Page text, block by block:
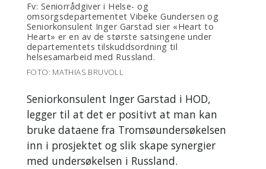
Fv: Seniorrådgiver i Helse- og
omsorgsdepartementet Vibeke Gundersen og
Seniorkonsulent Inger Garstad sier «Heart to
Heart» er en av de største satsingene under
departementets tilskuddsordning til
helsesamarbeid med Russland.
FOTO: MATHIAS BRUVOLL
Seniorkonsulent Inger Garstad i HOD,
legger til at det er positivt at man kan
bruke dataene fra Tromsøundersøkelsen
inn i prosjektet og slik skape synergier
med undersøkelsen i Russland.